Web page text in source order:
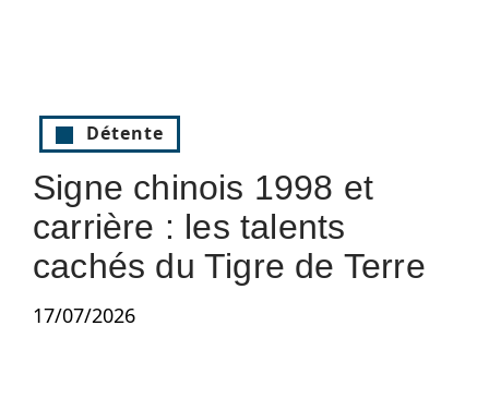
Détente
Signe chinois 1998 et
carrière : les talents
cachés du Tigre de Terre
17/07/2026